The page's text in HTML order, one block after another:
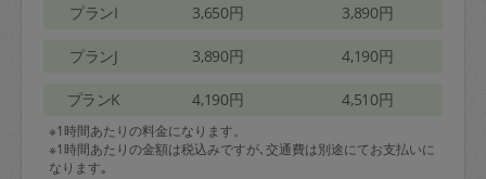
プランI 3,650円 3,890円
プランJ 3,890円 4,190円
プランK 4,190円 4,510円
※1時間あたりの料金になります。
※1時間あたりの金額は税込みですが､交通費は別途にてお支払いに
なります｡